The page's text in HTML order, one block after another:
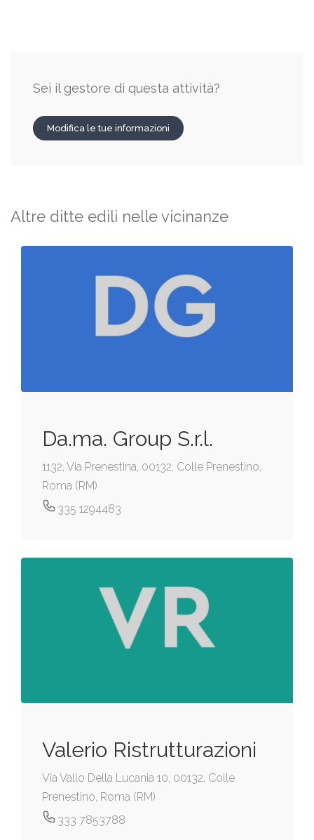
Sei il gestore di questa attività?
Modifica le tue informazioni
Altre ditte edili nelle vicinanze
Da.ma. Group S.r.l.
1132, Via Prenestina, 00132, Colle Prenestino,
Roma (RM)
335 1294483
Valerio Ristrutturazioni
Via Vallo Della Lucania 10, 00132, Colle
Prenestino, Roma (RM)
333 7853788